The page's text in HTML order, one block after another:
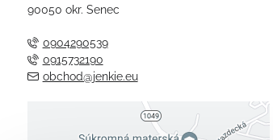
90050 okr. Senec
0904290539
0915732190
obchod@jenkie.eu